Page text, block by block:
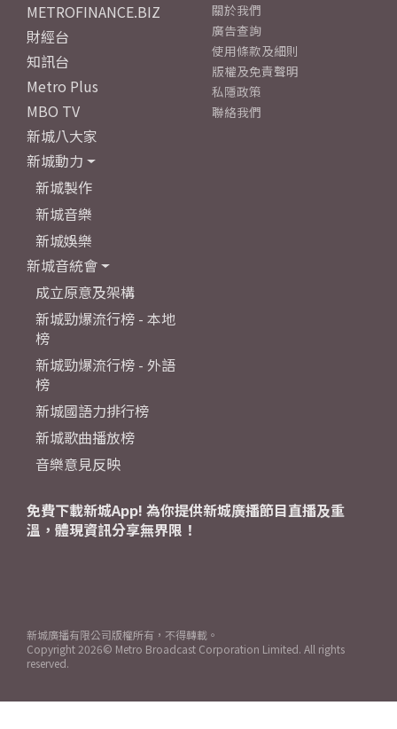
METROFINANCE.BIZ
財經台
知訊台
Metro Plus
MBO TV
新城八大家
新城動力
新城製作
新城音樂
新城娛樂
新城音統會
成立原意及架構
新城勁爆流行榜 - 本地
榜
新城勁爆流行榜 - 外語
榜
新城國語力排行榜
新城歌曲播放榜
音樂意見反映
關於我們
廣告查詢
使用條款及細則
版權及免責聲明
私隱政策
聯絡我們
免費下載新城App! 為你提供新城廣播節目直播及重
溫，體現資訊分享無界限！
新城廣播有限公司版權所有，不得轉載。
Copyright 2026© Metro Broadcast Corporation Limited. All rights
reserved.